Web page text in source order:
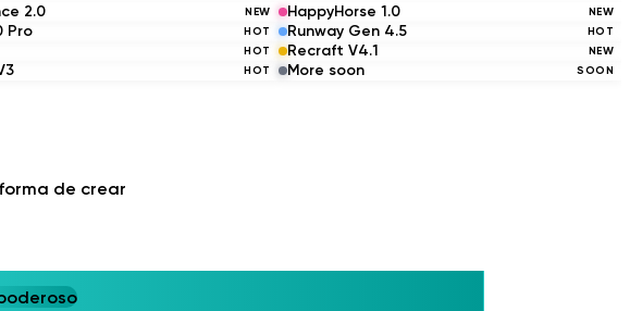
2.0 NEW HappyHorse 1.0 NEW
Pro HOT Runway Gen 4.5 HOT
HOT Recraft V4.1 NEW
HOT More soon SOON
de crear